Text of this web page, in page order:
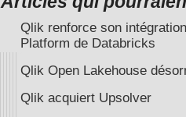
Qlik renforce son
Platform de Databricks
Qlik Open Lakehouse
Qlik acquiert Upsolver